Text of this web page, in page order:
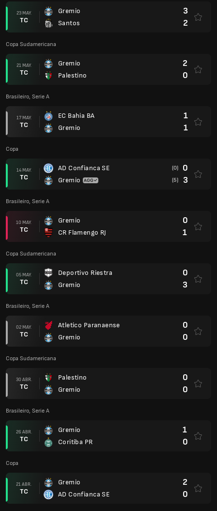
23 MAY.
TC
Gremio
Santos
3
2
Copa Sudamericana
21 MAY.
TC
Gremio
Palestino
2
0
Brasileiro, Serie A
17 MAY.
TC
EC Bahia BA
Gremio
1
1
Copa
14 MAY.
TC
AD Confianca SE
Gremio
(0) 0
(5) 3
Brasileiro, Serie A
10 MAY.
TC
Gremio
CR Flamengo RJ
0
1
Copa Sudamericana
05 MAY.
TC
Deportivo Riestra
Gremio
0
3
Brasileiro, Serie A
02 MAY.
TC
Atletico Paranaense
Gremio
0
0
Copa Sudamericana
30 ABR.
TC
Palestino
Gremio
0
0
Brasileiro, Serie A
26 ABR.
TC
Gremio
Coritiba PR
1
0
Copa
21 ABR.
TC
Gremio
AD Confianca SE
2
0